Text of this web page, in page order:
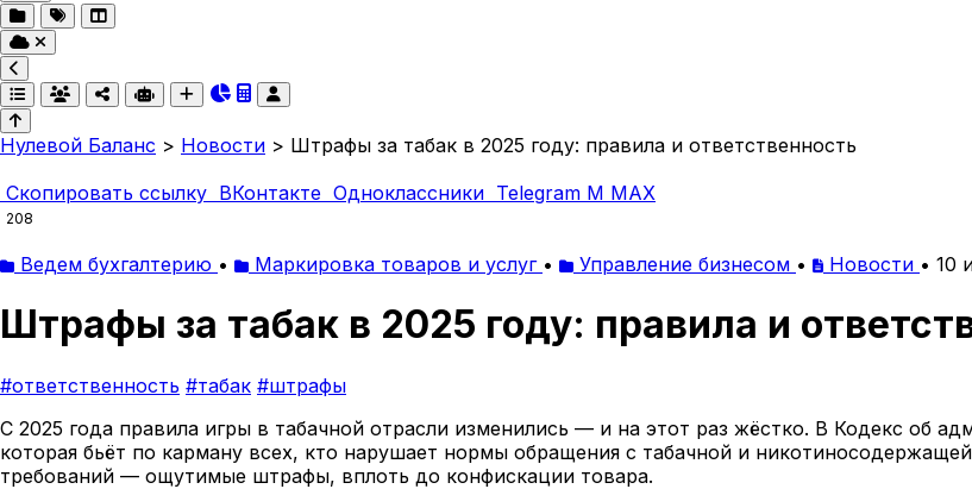
Нулевой Баланс > Новости > Штрафы за табак в 2025 году: правила и ответственность
Скопировать ссылку ВКонтакте Одноклассники Telegram M MAX
208
Ведем бухгалтерию • Маркировка товаров и услуг • Управление бизнесом • Новости • 10
Штрафы за табак в 2025 году: правила и
#ответственность #табак #штрафы
С 2025 года правила игры в табачной отрасли изменились — и на этот раз жёстко. В Кодекс об
которая бьёт по карману всех, кто нарушает нормы обращения с табачной и
требований — ощутимые штрафы, вплоть до конфискации товара.